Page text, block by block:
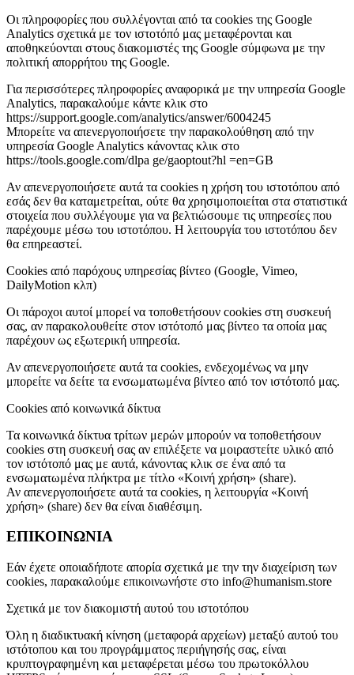
Οι πληροφορίες που συλλέγονται από τα cookies της Google
Analytics σχετικά με τον ιστοτόπό μας μεταφέρονται και
αποθηκεύονται στους διακομιστές της Google σύμφωνα με την
πολιτική απορρήτου της Google.
Για περισσότερες πληροφορίες αναφορικά με την υπηρεσία Google
Analytics, παρακαλούμε κάντε κλικ στο
https://support.google.com/analytics/answer/6004245
Μπορείτε να απενεργοποιήσετε την παρακολούθηση από την
υπηρεσία Google Analytics κάνοντας κλικ στο
https://tools.google.com/dlpa ge/gaoptout?hl =en=GB
Αν απενεργοποιήσετε αυτά τα cookies η χρήση του ιστοτόπου από
εσάς δεν θα καταμετρείται, ούτε θα χρησιμοποιείται στα στατιστικά
στοιχεία που συλλέγουμε για να βελτιώσουμε τις υπηρεσίες που
παρέχουμε μέσω του ιστοτόπου. Η λειτουργία του ιστοτόπου δεν
θα επηρεαστεί.
Cookies από παρόχους υπηρεσίας βίντεο (Google, Vimeo,
DailyMotion κλπ)
Οι πάροχοι αυτοί μπορεί να τοποθετήσουν cookies στη συσκευή
σας, αν παρακολουθείτε στον ιστότοπό μας βίντεο τα οποία μας
παρέχουν ως εξωτερική υπηρεσία.
Αν απενεργοποιήσετε αυτά τα cookies, ενδεχομένως να μην
μπορείτε να δείτε τα ενσωματωμένα βίντεο από τον ιστότοπό μας.
Cookies από κοινωνικά δίκτυα
Τα κοινωνικά δίκτυα τρίτων μερών μπορούν να τοποθετήσουν
cookies στη συσκευή σας αν επιλέξετε να μοιραστείτε υλικό από
τον ιστότοπό μας με αυτά, κάνοντας κλικ σε ένα από τα
ενσωματωμένα πλήκτρα με τίτλο «Κοινή χρήση» (share).
Αν απενεργοποιήσετε αυτά τα cookies, η λειτουργία «Κοινή
χρήση» (share) δεν θα είναι διαθέσιμη.
ΕΠΙΚΟΙΝΩΝΙΑ
Εάν έχετε οποιαδήποτε απορία σχετικά με την την διαχείριση των
cookies, παρακαλούμε επικοινωνήστε στο info@humanism.store
Σχετικά με τον διακομιστή αυτού του ιστοτόπου
Όλη η διαδικτυακή κίνηση (μεταφορά αρχείων) μεταξύ αυτού του
ιστότοπου και του προγράμματος περιήγησής σας, είναι
κρυπτογραφημένη και μεταφέρεται μέσω του πρωτοκόλλου